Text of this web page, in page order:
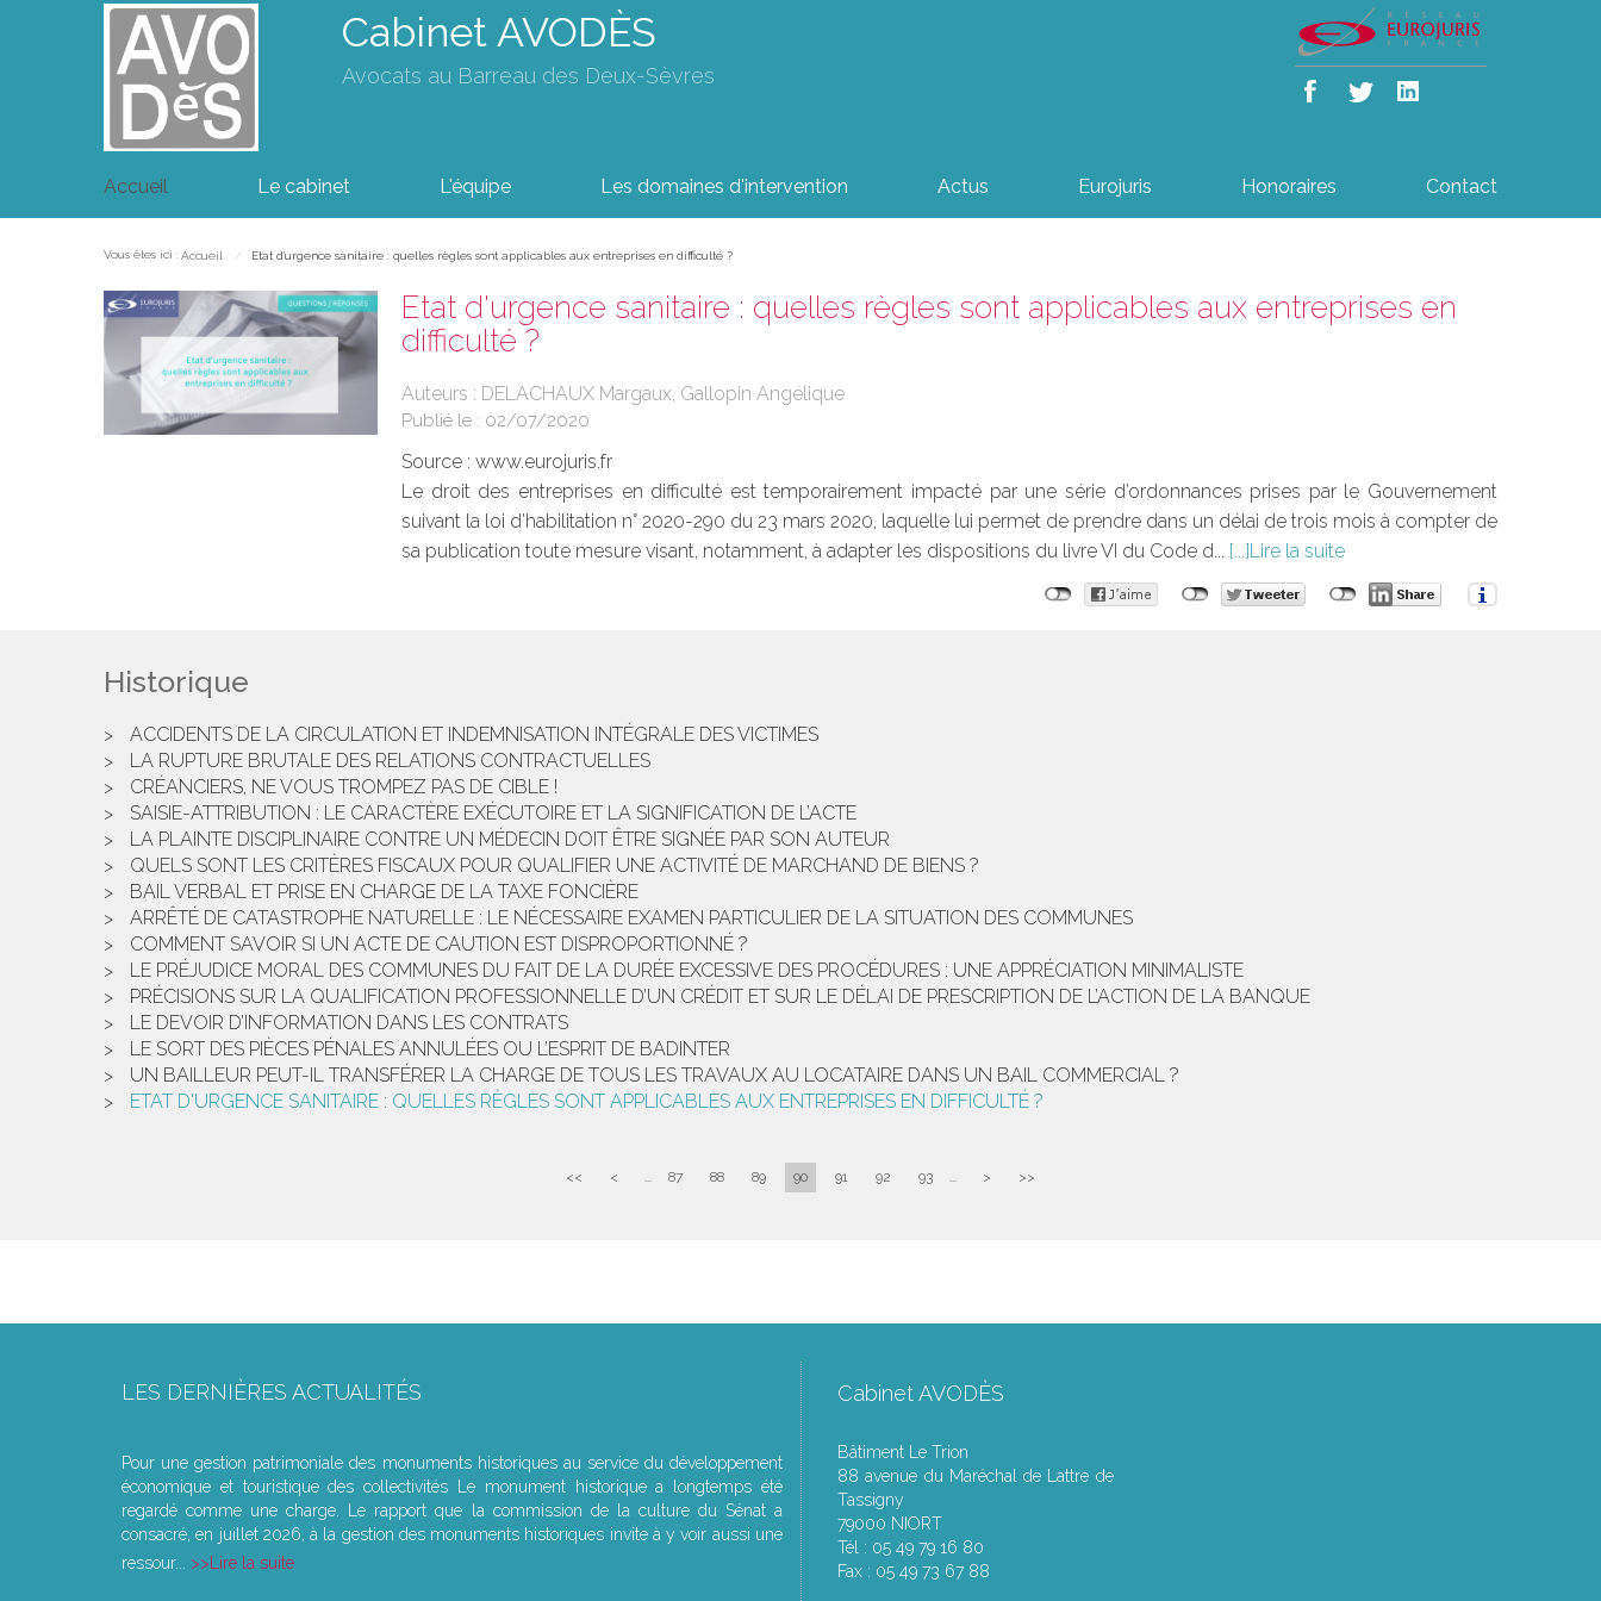
Cabinet AVODÈS
Avocats au Barreau des Deux-Sèvres
Accueil Le cabinet L'équipe Les domaines d'intervention Actus Eurojuris Honoraires Contact
Vous êtes ici : Accueil Etat d'urgence sanitaire : quelles règles sont applicables aux entreprises en difficulté ?
Etat d'urgence sanitaire : quelles règles sont applicables aux entreprises en
difficulté ?
Auteurs : DELACHAUX Margaux, Gallopin Angélique
Publié le : 02/07/2020
Source : www.eurojuris.fr
Le droit des entreprises en difficulté est temporairement impacté par une série d’ordonnances prises par le Gouvernement
suivant la loi d’habilitation n° 2020-290 du 23 mars 2020, laquelle lui permet de prendre dans un délai de trois mois à compter de
sa publication toute mesure visant, notamment, à adapter les dispositions du livre VI du Code d...
Lire la suite
Historique
ACCIDENTS DE LA CIRCULATION ET INDEMNISATION INTÉGRALE DES VICTIMES
LA RUPTURE BRUTALE DES RELATIONS CONTRACTUELLES
CRÉANCIERS, NE VOUS TROMPEZ PAS DE CIBLE !
SAISIE-ATTRIBUTION : LE CARACTÈRE EXÉCUTOIRE ET LA SIGNIFICATION DE L’ACTE
LA PLAINTE DISCIPLINAIRE CONTRE UN MÉDECIN DOIT ÊTRE SIGNÉE PAR SON AUTEUR
QUELS SONT LES CRITÈRES FISCAUX POUR QUALIFIER UNE ACTIVITÉ DE MARCHAND DE BIENS ?
BAIL VERBAL ET PRISE EN CHARGE DE LA TAXE FONCIÈRE
ARRÊTÉ DE CATASTROPHE NATURELLE : LE NÉCESSAIRE EXAMEN PARTICULIER DE LA SITUATION DES COMMUNES
COMMENT SAVOIR SI UN ACTE DE CAUTION EST DISPROPORTIONNÉ ?
LE PRÉJUDICE MORAL DES COMMUNES DU FAIT DE LA DURÉE EXCESSIVE DES PROCÉDURES : UNE APPRÉCIATION MINIMALISTE
PRÉCISIONS SUR LA QUALIFICATION PROFESSIONNELLE D’UN CRÉDIT ET SUR LE DÉLAI DE PRESCRIPTION DE L’ACTION DE LA BANQUE
LE DEVOIR D’INFORMATION DANS LES CONTRATS
LE SORT DES PIÈCES PÉNALES ANNULÉES OU L’ESPRIT DE BADINTER
UN BAILLEUR PEUT-IL TRANSFÉRER LA CHARGE DE TOUS LES TRAVAUX AU LOCATAIRE DANS UN BAIL COMMERCIAL ?
ETAT D'URGENCE SANITAIRE : QUELLES RÈGLES SONT APPLICABLES AUX ENTREPRISES EN DIFFICULTÉ ?
<< < ... 87 88 89 90 91 92 93 ... > >>
LES DERNIÈRES ACTUALITÉS
Pour une gestion patrimoniale des monuments historiques au service du développement
économique et touristique des collectivités Le monument historique a longtemps été
regardé comme une charge. Le rapport que la commission de la culture du Sénat a
consacré, en juillet 2026, à la gestion des monuments historiques invite à y voir aussi une
ressour...
Lire la suite
Cabinet AVODÈS
Bâtiment Le Trion
88 avenue du Maréchal de Lattre de
Tassigny
79000 NIORT
Tél : 05 49 79 16 80
Fax : 05 49 73 67 88